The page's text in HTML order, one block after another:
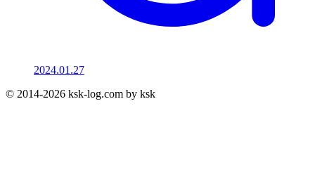
2024.01.27
© 2014-2026 ksk-log.com by ksk